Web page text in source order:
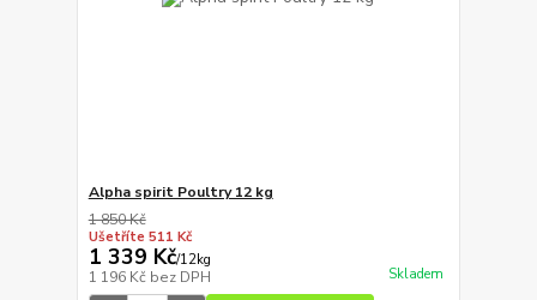
Alpha spirit Poultry 12 kg
1 850 Kč
Ušetříte 511 Kč
1 339 Kč/12kg
1 196 Kč bez DPH Skladem